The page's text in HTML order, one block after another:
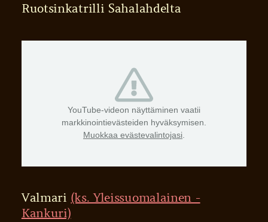
Ruotsinkatrilli Sahalahdelta
YouTube-videon näyttäminen vaatii
markkinointievästeiden hyväksymisen.
Muokkaa evästevalintojasi
Valmari (ks. Yleissuomalainen -
Kankuri)